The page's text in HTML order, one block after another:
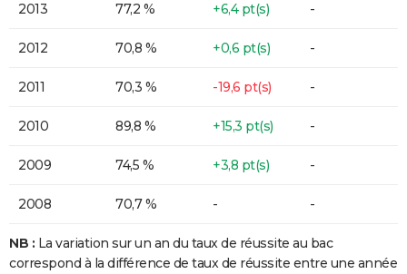
2013 77,2 % +6,4 pt(s) -
2012 70,8 % +0,6 pt(s) -
2011 70,3 % -19,6 pt(s) -
2010 89,8 % +15,3 pt(s) -
2009 74,5 % +3,8 pt(s) -
2008 70,7 % - -
NB : La variation sur un an du taux de réussite au bac
correspond à la différence de taux de réussite entre une année